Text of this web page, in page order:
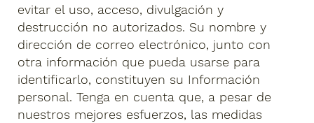
evitar el uso, acceso, divulgación y
destrucción no autorizados. Su nombre y
dirección de correo electrónico, junto con
otra información que pueda usarse para
identificarlo, constituyen su Información
personal. Tenga en cuenta que, a pesar de
nuestros mejores esfuerzos, las medidas